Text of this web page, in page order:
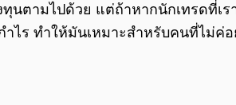
นตามไปด้วย แต่ถ้าหากนักเทรดที่เร
ำไร ทำให้มันเหมาะสำหรับคนที่ไม่